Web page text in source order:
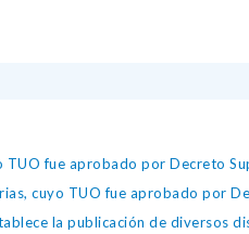
fue aprobado por Decreto
cuyo TUO fue aprobado por
la publicación de diversos